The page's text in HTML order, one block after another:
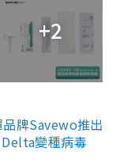
+2
牌Savewo推出
變種病毒